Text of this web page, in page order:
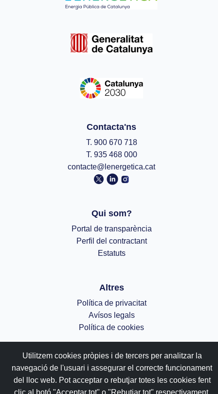
Contacta'ns
T. 900 670 718
T. 935 468 000
contacte@lenergetica.cat
Qui som?
Portal de transparència
Perfil del contractant
Estatuts
Altres
Política de privacitat
Avísos legals
Política de cookies
Utilitzem cookies pròpies i de tercers per analitzar la
navegació de l'usuari i assegurar el correcte funcionament
del lloc web. Pot acceptar o rebutjar totes les cookies fent
clic al botó "Acceptar tot" o "Rebutjar tot" respectivament,